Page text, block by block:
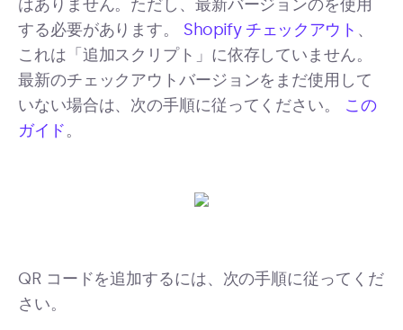
はありません。ただし、最新バージョンのを使用
する必要があります。 Shopify チェックアウト 、
これは「追加スクリプト」に依存していません。
最新のチェックアウトバージョンをまだ使用して
いない場合は、次の手順に従ってください。 この
ガイド。
QR コードを追加するには、次の手順に従ってくだ
さい。